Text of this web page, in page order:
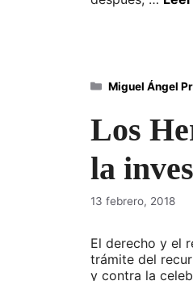
Los
la
13 febrero, 2018
El derecho y el
trámite del
y contra la
Categorías
Miguel Ángel